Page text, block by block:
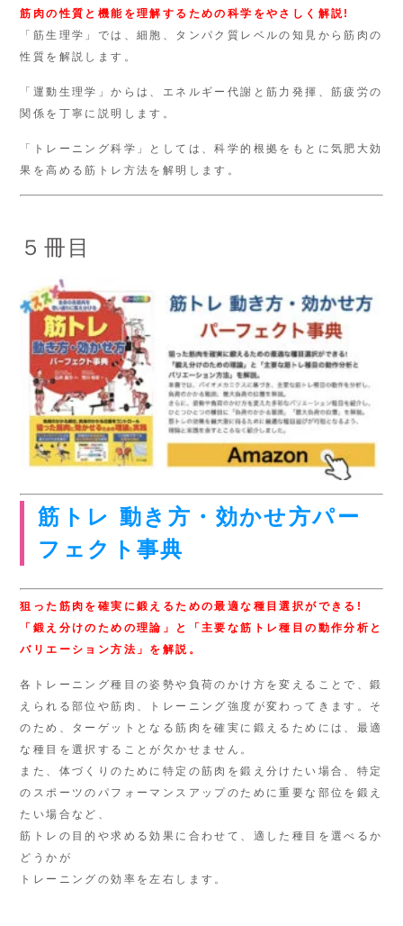
筋肉の性質と機能を理解するための科学をやさしく解説!
「筋生理学」では、細胞、タンパク質レベルの知見から筋肉の
性質を解説します。
「運動生理学」からは、エネルギー代謝と筋力発揮、筋疲労の
関係を丁寧に説明します。
「トレーニング科学」としては、科学的根拠をもとに気肥大効
果を高める筋トレ方法を解明します。
５冊目
筋トレ 動き方・効かせ方パー
フェクト事典
狙った筋肉を確実に鍛えるための最適な種目選択ができる!
「鍛え分けのための理論」と「主要な筋トレ種目の動作分析と
バリエーション方法」を解説。
各トレーニング種目の姿勢や負荷のかけ方を変えることで、鍛
えられる部位や筋肉、トレーニング強度が変わってきます。そ
のため、ターゲットとなる筋肉を確実に鍛えるためには、最適
な種目を選択することが欠かせません。
また、体づくりのために特定の筋肉を鍛え分けたい場合、特定
のスポーツのパフォーマンスアップのために重要な部位を鍛え
たい場合など、
筋トレの目的や求める効果に合わせて、適した種目を選べるか
どうかが
トレーニングの効率を左右します。